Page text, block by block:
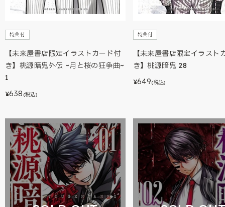
特典付
【未来屋書店限定イラストカード付
き】桃源暗鬼外伝 ~月と桜の狂争曲~
1
¥638 (税込)
特典付
【未来屋書店限定イラスト
き】桃源暗鬼 28
¥649(税込)